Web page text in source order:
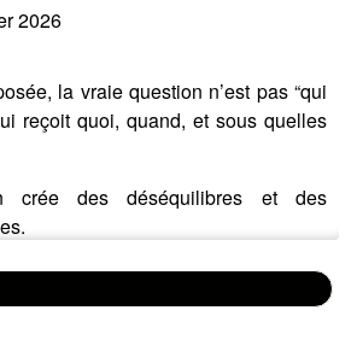
2026
la vraie question n’est pas “qui
reçoit quoi, quand, et sous quelles
crée des déséquilibres et des
nous détaillons les solutions pour
tout en préservant l’équité entre les